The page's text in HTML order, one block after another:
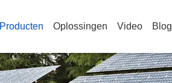
Producten Oplossingen Video Blog